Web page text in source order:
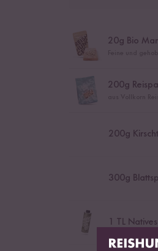
20g Bio
200g
200g
300g
TL